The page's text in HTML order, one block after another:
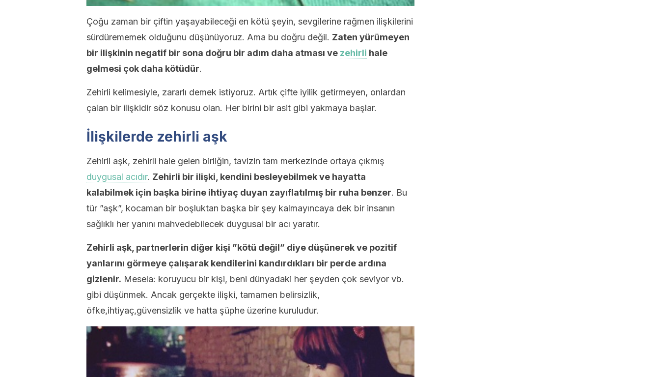
Çoğu zaman bir çiftin yaşayabileceği en kötü şeyin, sevgilerine rağmen ilişkilerini
sürdürememek olduğunu düşünüyoruz. Ama bu doğru değil. Zaten yürümeyen
bir ilişkinin negatif bir sona doğru bir adım daha atması ve zehirli hale
gelmesi çok daha kötüdür.
Zehirli kelimesiyle, zararlı demek istiyoruz. Artık çifte iyilik getirmeyen, onlardan
çalan bir ilişkidir söz konusu olan. Her birini bir asit gibi yakmaya başlar.
İlişkilerde zehirli aşk
Zehirli aşk, zehirli hale gelen birliğin, tavizin tam merkezinde ortaya çıkmış
duygusal acıdır. Zehirli bir ilişki, kendini besleyebilmek ve hayatta
kalabilmek için başka birine ihtiyaç duyan zayıflatılmış bir ruha benzer. Bu
tür ”aşk”, kocaman bir boşluktan başka bir şey kalmayıncaya dek bir insanın
sağlıklı her yanını mahvedebilecek duygusal bir acı yaratır.
Zehirli aşk, partnerlerin diğer kişi ”kötü değil” diye düşünerek ve pozitif
yanlarını görmeye çalışarak kendilerini kandırdıkları bir perde ardına
gizlenir. Mesela: koruyucu bir kişi, beni dünyadaki her şeyden çok seviyor vb.
gibi düşünmek. Ancak gerçekte ilişki, tamamen belirsizlik,
öfke,ihtiyaç,güvensizlik ve hatta şüphe üzerine kuruludur.